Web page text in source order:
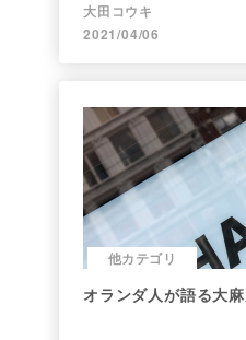
大田コウキ
2021/04/06
他カテゴリ
オランダ人が語る大